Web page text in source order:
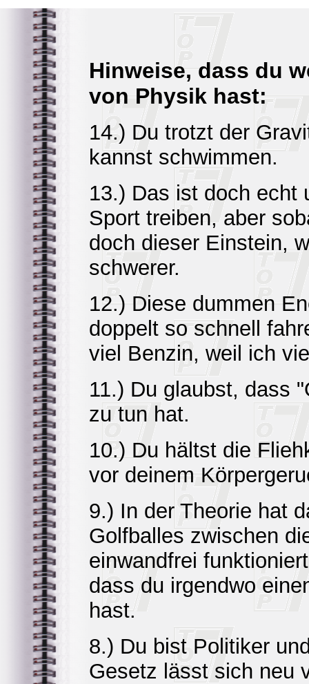
Hinweise, dass du
von Physik hast:
14.) Du trotzt der
kannst schwimmen.
13.) Das ist doch echt
Sport treiben, aber
doch dieser Einstein,
schwerer.
12.) Diese dummen
doppelt so schnell
viel Benzin, weil ich
11.) Du glaubst, dass
zu tun hat.
10.) Du hältst die
vor deinem
9.) In der Theorie hat
Golfballes zwischen
einwandfrei
dass du irgendwo
hast.
8.) Du bist Politiker
Gesetz lässt sich neu